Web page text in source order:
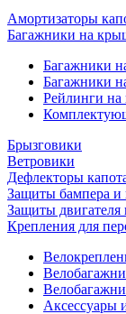
Амортизаторы
Багажники на
Багажники
Багажники
Рейлинги
Брызговики
Ветровики
Дефлекторы
Защиты бампера и
Защиты
Крепления для
Аксессуары